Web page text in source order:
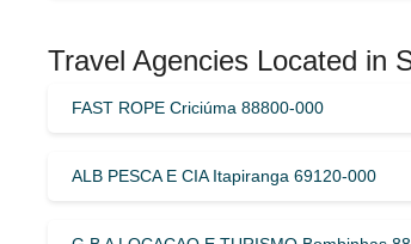
Travel Agencies Located in
FAST ROPE Criciúma 88800-000
ALB PESCA E CIA Itapiranga 69120-000